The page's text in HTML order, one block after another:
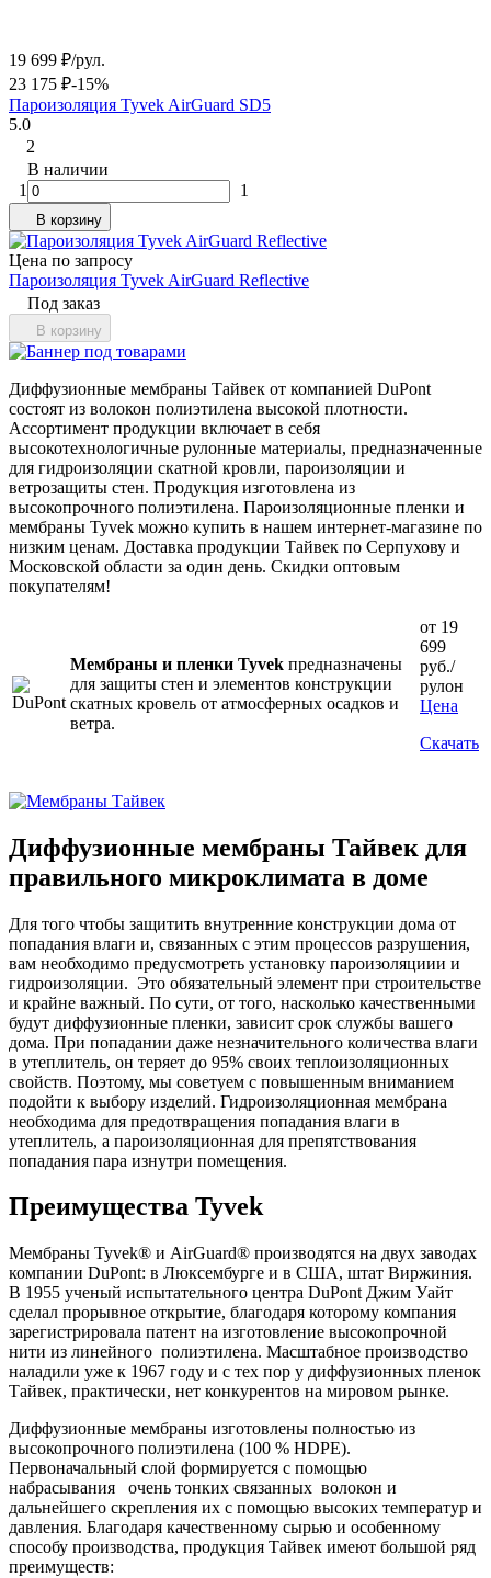
19 699 ₽/рул.
23 175 ₽-15%
Пароизоляция Tyvek AirGuard SD5
5.0
2
В наличии
1
1
В корзину
Цена по запросу
Пароизоляция Tyvek AirGuard Reflective
Под заказ
В корзину
Диффузионные мембраны Тайвек от компанией DuPont
состоят из волокон полиэтилена высокой плотности.
Ассортимент продукции включает в себя
высокотехнологичные рулонные материалы, предназначенные
для гидроизоляции скатной кровли, пароизоляции и
ветрозащиты стен. Продукция изготовлена из
высокопрочного полиэтилена. Пароизоляционные пленки и
мембраны Tyvek можно купить в нашем интернет-магазине по
низким ценам. Доставка продукции Тайвек по Серпухову и
Московской области за один день. Скидки оптовым
покупателям!
Мембраны и пленки Tyvek предназначены
для защиты стен и элементов конструкции
скатных кровель от атмосферных осадков и
ветра.
от 19
699
руб./
рулон
Цена
Скачать
Диффузионные мембраны Тайвек для
правильного микроклимата в доме
Для того чтобы защитить внутренние конструкции дома от
попадания влаги и, связанных с этим процессов разрушения,
вам необходимо предусмотреть установку пароизоляциии и
гидроизоляции. Это обязательный элемент при строительстве
и крайне важный. По сути, от того, насколько качественными
будут диффузионные пленки, зависит срок службы вашего
дома. При попадании даже незначительного количества влаги
в утеплитель, он теряет до 95% своих теплоизоляционных
свойств. Поэтому, мы советуем с повышенным вниманием
подойти к выбору изделий. Гидроизоляционная мембрана
необходима для предотвращения попадания влаги в
утеплитель, а пароизоляционная для препятствования
попадания пара изнутри помещения.
Преимущества Tyvek
Мембраны Tyvek® и AirGuard® производятся на двух заводах
компании DuPont: в Люксембурге и в США, штат Виржиния.
В 1955 ученый испытательного центра DuPont Джим Уайт
сделал прорывное открытие, благодаря которому компания
зарегистрировала патент на изготовление высокопрочной
нити из линейного полиэтилена. Масштабное производство
наладили уже к 1967 году и с тех пор у диффузионных пленок
Тайвек, практически, нет конкурентов на мировом рынке.
Диффузионные мембраны изготовлены полностью из
высокопрочного полиэтилена (100 % HDPE).
Первоначальный слой формируется с помощью
набрасывания очень тонких связанных волокон и
дальнейшего скрепления их с помощью высоких температур и
давления. Благодаря качественному сырью и особенному
способу производства, продукция Тайвек имеют большой ряд
преимуществ: